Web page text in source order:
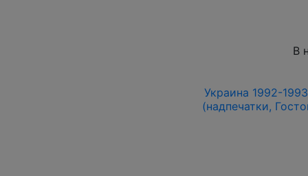
В
Украина 1992-
(надпечатки,